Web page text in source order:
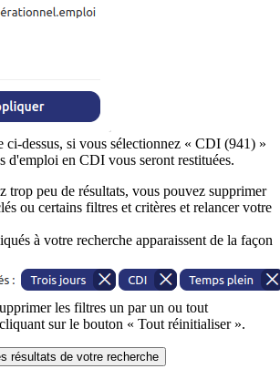
ci-dessus, si vous sélectionnez « CDI (941) »
d'emploi en CDI vous seront restituées.
trop peu de résultats, vous pouvez supprimer
ou certains filtres et critères et relancer votre
à votre recherche apparaissent de la façon
les filtres un par un ou tout
sur le bouton « Tout réinitialiser ».
résultats de votre recherche